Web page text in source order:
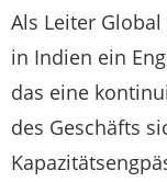
Als Leiter
in Indien ein
das eine
des Geschäfts